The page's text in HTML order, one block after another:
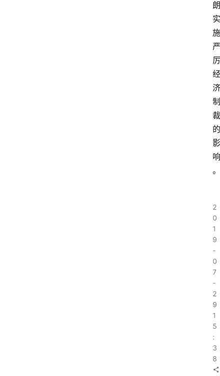
朗
实
施
严
厉
经
济
制
裁
的
影
响
。
2
0
1
9
-
0
7
-
2
9
1
5
:
3
8